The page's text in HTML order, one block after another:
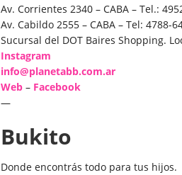
Av. Corrientes 2340 – CABA – Tel.:
Av. Cabildo 2555 – CABA – Tel: 4788-
Sucursal del DOT Baires Shopping.
Instagram
info@planetabb.com.ar
Web – Facebook
—
Bukito
Donde encontrás todo para tus hijos.